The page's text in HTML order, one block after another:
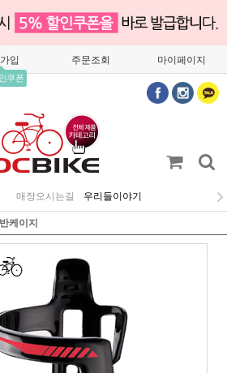
입
쿠폰
주문조회 마이페이지
매장오시는길 우리들이야기
케이지